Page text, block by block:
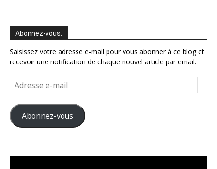
Abonnez-vous.
Saisissez votre adresse e-mail pour vous abonner à ce blog et
recevoir une notification de chaque nouvel article par email.
Adresse
e-
mail
Abonnez-vous